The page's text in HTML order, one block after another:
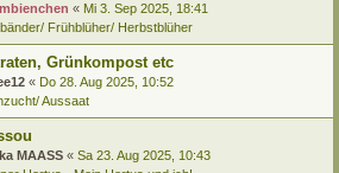
« Mi 3. Sep 2025, 18:41
Frühblüher/ Herbstblüher
Grünkompost etc
« Do 28. Aug 2025, 10:52
Aussaat
MAASS « Sa 23. Aug 2025, 10:43